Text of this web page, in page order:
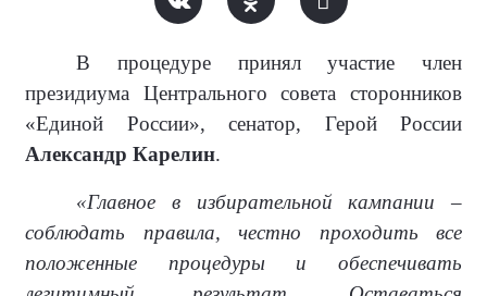
В процедуре принял участие член
президиума Центрального совета сторонников
«Единой России», сенатор, Герой России
Александр Карелин.
«Главное в избирательной кампании –
соблюдать правила, честно проходить все
положенные процедуры и обеспечивать